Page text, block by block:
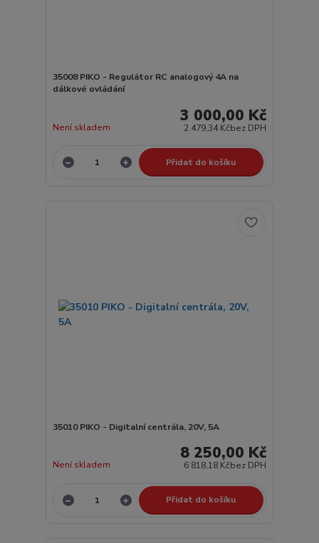
35008 PIKO - Regulátor RC analogový 4A na
dálkové ovládání
3 000,00 Kč
2 479,34 Kčbez DPH
Není skladem
Přidat do košíku
35010 PIKO - Digitalní centrála, 20V, 5A
8 250,00 Kč
6 818,18 Kčbez DPH
Není skladem
Přidat do košíku